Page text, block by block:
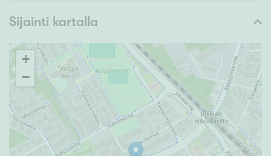
Sijainti kartalla
+
−